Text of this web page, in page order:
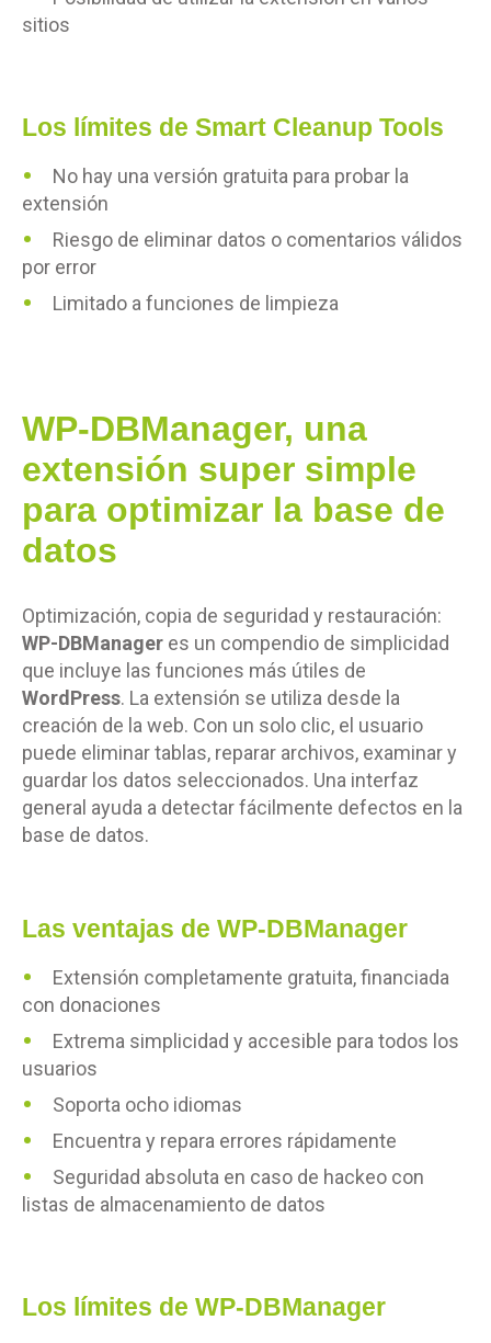
sitios
Los límites de Smart Cleanup Tools
No hay una versión gratuita para probar la
extensión
Riesgo de eliminar datos o comentarios válidos
por error
Limitado a funciones de limpieza
WP-DBManager, una
extensión super simple
para optimizar la base de
datos
Optimización, copia de seguridad y restauración:
WP-DBManager es un compendio de simplicidad
que incluye las funciones más útiles de
WordPress. La extensión se utiliza desde la
creación de la web. Con un solo clic, el usuario
puede eliminar tablas, reparar archivos, examinar y
guardar los datos seleccionados. Una interfaz
general ayuda a detectar fácilmente defectos en la
base de datos.
Las ventajas de WP-DBManager
Extensión completamente gratuita, financiada
con donaciones
Extrema simplicidad y accesible para todos los
usuarios
Soporta ocho idiomas
Encuentra y repara errores rápidamente
Seguridad absoluta en caso de hackeo con
listas de almacenamiento de datos
Los límites de WP-DBManager